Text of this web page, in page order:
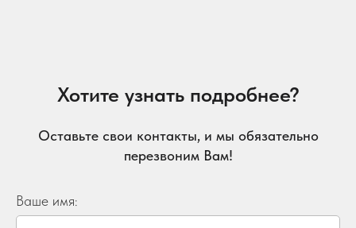
Хотите узнать подробнее?
Оставьте свои контакты, и мы обязательно
перезвоним Вам!
Ваше имя: